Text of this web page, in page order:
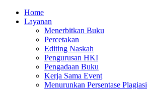
Home
Layanan
Menerbitkan Buku
Percetakan
Editing Naskah
Pengurusan HKI
Pengadaan Buku
Kerja Sama Event
Menurunkan Persentase Plagiasi